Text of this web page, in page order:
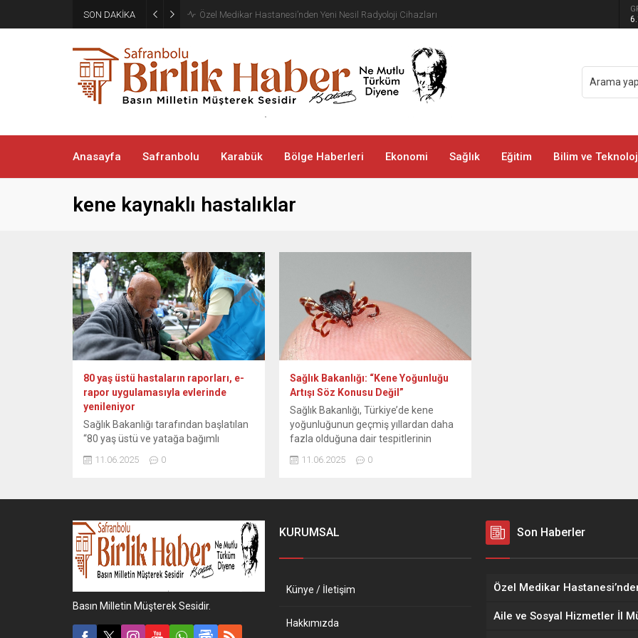
SON DAKİKA
Aile ve Sosyal Hizmetler İl Müdürlüğü’nden Yeni Doğan Bebekler İçin Destek
Çantası
Anasayfa Safranbolu Karabük Bölge Haberleri Ekonomi Sağlık Eğitim Bilim ve
kene kaynaklı hastalıklar
80 yaş üstü hastaların raporları, e-
rapor uygulamasıyla evlerinde
yenileniyor
Sağlık Bakanlığı tarafından başlatılan
“80 yaş üstü ve yatağa bağımlı
yaşlıların hastaneye gitmesine gerek
talimatıyla 26 Mayıs’ta başlayan
uygulama kapsamında, sağlık
çalışanları 80 yaş üzeri ve yatağa
bağımlı bireyleri evlerinde veya
kaldıkları kurumlarda ziyaret ederek
sağlık...
11.06.2025 0
Sağlık Bakanlığı: “Kene Yoğunluğu
Artışı Söz Konusu Değil”
Sağlık Bakanlığı, Türkiye’de kene
yoğunluğunun geçmiş yıllardan daha
fazla olduğuna dair tespitlerinin
bilinen Kırım Kongo Kanamalı Ateşi
çoğalmasına elverişli koşullara sahip
11.06.2025 0
Basın Milletin Müşterek Sesidir.
KURUMSAL
Künye / İletişim
Hakkımızda
Son Haberler